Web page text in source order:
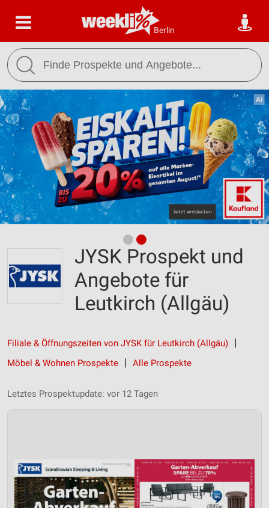
Berlin
JYSK Prospekt und
Angebote für
Leutkirch (Allgäu)
Filiale & Öffnungszeiten von JYSK für Leutkirch (Allgäu)
Möbel & Wohnen Prospekte
Alle Prospekte
Letztes Prospektupdate: vor 12 Tagen